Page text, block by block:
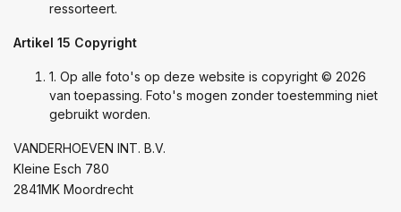
ressorteert.
Artikel 15 Copyright
1. Op alle foto's op deze website is copyright © 2026
van toepassing. Foto's mogen zonder toestemming niet
gebruikt worden.
VANDERHOEVEN INT. B.V.
Kleine Esch 780
2841MK Moordrecht